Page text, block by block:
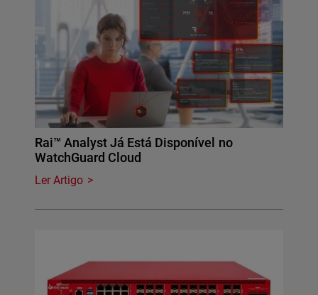
Rai™ Analyst Já Está Disponível no
WatchGuard Cloud
Ler Artigo